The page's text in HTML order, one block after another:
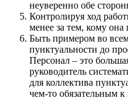
неуверенно обе
Контролируя ход
менее за тем, кому она
Быть примером во
пунктуальности до
Персонал – это
руководитель
для коллектива
чем-то обязательным